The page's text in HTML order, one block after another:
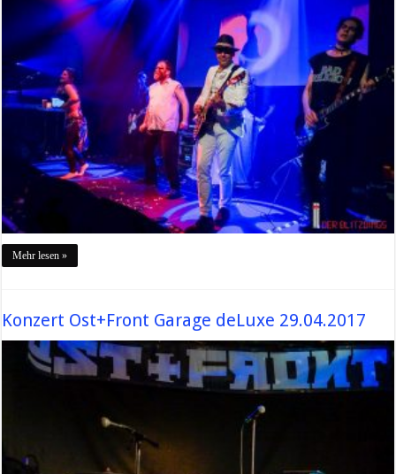
Mehr lesen »
Konzert Ost+Front Garage deLuxe 29.04.2017